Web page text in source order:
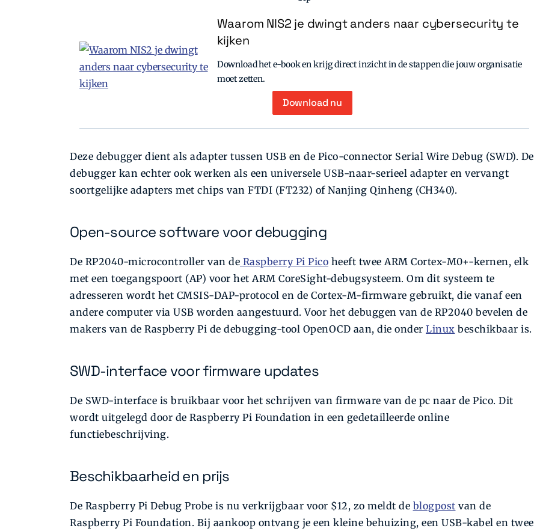
Waarom NIS2 je dwingt anders naar cybersecurity te
kijken
Download het e-book en krijg direct inzicht in de stappen die jouw organisatie
moet zetten.
Download nu
Deze debugger dient als adapter tussen USB en de Pico-connector Serial Wire Debug (SWD). De
debugger kan echter ook werken als een universele USB-naar-serieel adapter en vervangt
soortgelijke adapters met chips van FTDI (FT232) of Nanjing Qinheng (CH340).
Open-source software voor debugging
De RP2040-microcontroller van de Raspberry Pi Pico heeft twee ARM Cortex-M0+-kernen, elk
met een toegangspoort (AP) voor het ARM CoreSight-debugsysteem. Om dit systeem te
adresseren wordt het CMSIS-DAP-protocol en de Cortex-M-firmware gebruikt, die vanaf een
andere computer via USB worden aangestuurd. Voor het debuggen van de RP2040 bevelen de
makers van de Raspberry Pi de debugging-tool OpenOCD aan, die onder Linux beschikbaar is.
SWD-interface voor firmware updates
De SWD-interface is bruikbaar voor het schrijven van firmware van de pc naar de Pico. Dit
wordt uitgelegd door de Raspberry Pi Foundation in een gedetailleerde online
functiebeschrijving.
Beschikbaarheid en prijs
De Raspberry Pi Debug Probe is nu verkrijgbaar voor $12, zo meldt de blogpost van de
Raspberry Pi Foundation. Bij aankoop ontvang je een kleine behuizing, een USB-kabel en twee